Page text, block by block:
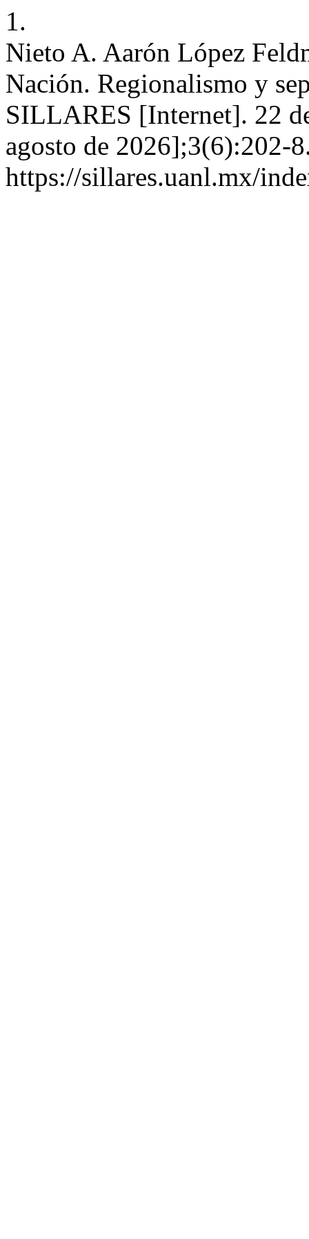
1.
Nieto A. Aarón López
Nación. Regionalismo y
SILLARES [Internet]. 22
agosto de 2026];3(6):202-
https://sillares.uanl.mx/